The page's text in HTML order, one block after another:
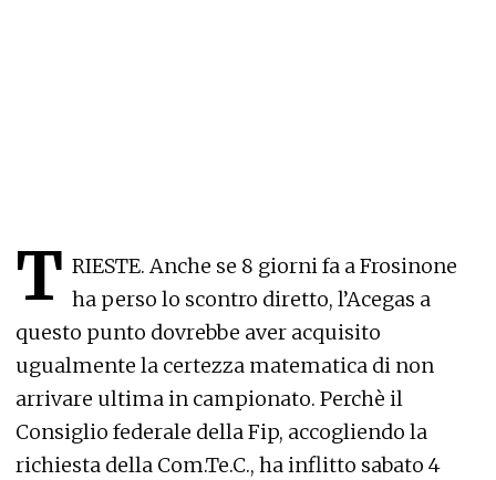
T RIESTE. Anche se 8 giorni fa a Frosinone
ha perso lo scontro diretto, l’Acegas a
questo punto dovrebbe aver acquisito
ugualmente la certezza matematica di non
arrivare ultima in campionato. Perchè il
Consiglio federale della Fip, accogliendo la
richiesta della Com.Te.C., ha inflitto sabato 4